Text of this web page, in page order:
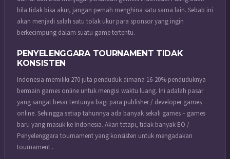
bila tidak bisa akur, jangan pernah menghina satu sama lain. Sebab ini
akan menjadi salah satu tolak ukur para sponsor yang ingin
berkecimpung dalam suatu game tertentu.
PENYELENGGARA TOURNAMENT TIDAK
KONSISTEN
Indonesia memiliki 270 juta penduduk dimana 16-20% penduduknya
bermain games online untuk mengisi waktu luang. Ini adalah pasar
yang sangat besar tentunya bagi para publisher / developer games
online. Sehingga setiap tahunnya ada banyak sekali games – games
baru yang masuk ke Indonesia. Akan tetapi, tidak banyak EO /
Penyelenggara tournament yang konsisten untuk mengadakan
tournament .